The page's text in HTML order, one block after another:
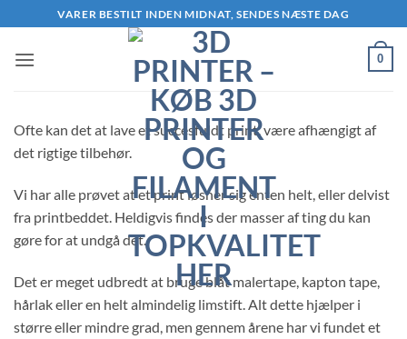
til
indhold
VARER BESTILT INDEN MIDNAT, SENDES NÆSTE DAG
0
Ofte kan det at lave et succesfuldt print, være afhængigt af
det rigtige tilbehør.
Vi har alle prøvet at et print løsner sig enten helt, eller delvist
fra printbeddet. Heldigvis findes der masser af ting du kan
gøre for at undgå det.
Det er meget udbredt at bruge blåt malertape, kapton tape,
hårlak eller en helt almindelig limstift. Alt dette hjælper i
større eller mindre grad, men gennem årene har vi fundet et